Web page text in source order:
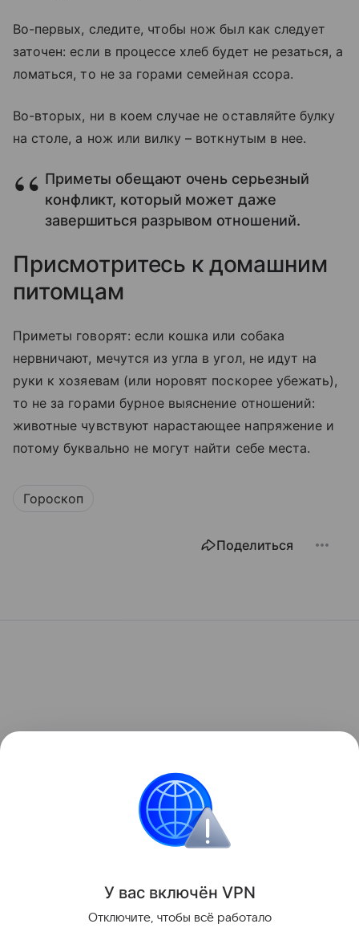
Во-первых, следите, чтобы нож был как следует
заточен: если в процессе хлеб будет не резаться, а
ломаться, то не за горами семейная ссора.
Во-вторых, ни в коем случае не оставляйте булку
на столе, а нож или вилку – воткнутым в нее.
Приметы обещают очень серьезный
конфликт, который может даже
завершиться разрывом отношений.
Присмотритесь к домашним
питомцам
Приметы говорят: если кошка или собака
нервничают, мечутся из угла в угол, не идут на
руки к хозяевам (или норовят поскорее убежать),
то не за горами бурное выяснение отношений:
животные чувствуют нарастающее напряжение и
потому буквально не могут найти себе места.
Гороскоп
Поделиться
У вас включён VPN
Отключите, чтобы всё работало